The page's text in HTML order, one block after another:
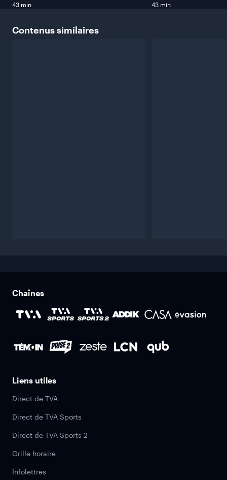
43 min 43 min
Contenussimilaires
Chaînes
Liens utiles
Direct de TVA
Direct de TVA Sports
Direct de TVA Sports 2
Grille horaire
Infolettres